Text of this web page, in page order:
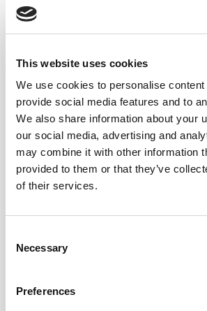
This website uses cookies
We use cookies to personalise
provide social media features and to
We also share information about your
our social media, advertising and
may combine it with other information
provided to them or that they’ve
of their services.
Selection
Necessary
Preferences
y el tiempo de maceración
fundamental en el carácter final del
EnLustau, para lograr una
separado. Posteriormente, los
incorporan a los vinos base y la
reposar. Durante seis meses, el
complejidad y equilibrio, permitiendo
los botánicos y los del vino se
armoniosa.
MACERACIÓN Y
Algunos vermuts premium se
aporta una mayor complejidad y